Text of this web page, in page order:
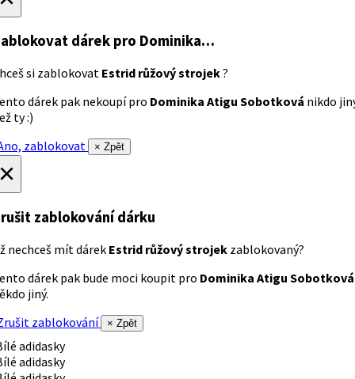
dárek pro Dominika…
si zablokovat Estrid růžový strojek?
dárek pak nekoupí pro Dominika Atigu Sobotková nikdo
ty :)
zablokovat
× Zpět
zablokování dárku
nechceš mít dárek Estrid růžový strojek zablokovaný?
dárek pak bude moci koupit pro Dominika Atigu Sobotková
jiný.
zablokování
× Zpět